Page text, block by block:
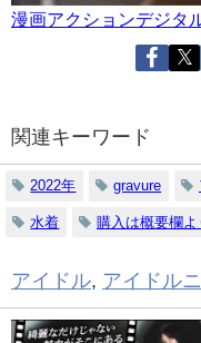
漫画アクションデジタ
関連キーワード
2022年 gravure
水着 購入は概要欄よ
アイドル, アイドル